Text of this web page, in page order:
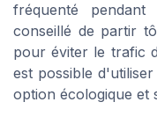
fréquenté
conseillé de partir
pour éviter le trafic
est possible
option écologique et